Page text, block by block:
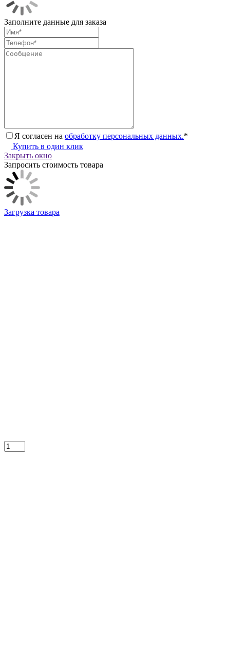
Заполните данные для заказа
Я согласен на обработку персональных данных.*
Купить в один клик
Закрыть окно
Запросить стоимость товара
Загрузка товара